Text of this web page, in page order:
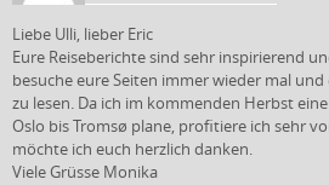
Liebe Ulli, lieber Eric
Eure Reiseberichte sind sehr inspirierend
besuche eure Seiten immer wieder mal
zu lesen. Da ich im kommenden Herbst
Oslo bis Tromsø plane, profitiere ich sehr
möchte ich euch herzlich danken.
Viele Grüsse Monika